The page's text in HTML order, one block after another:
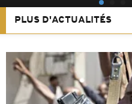
PLUS D'ACTUALITÉS